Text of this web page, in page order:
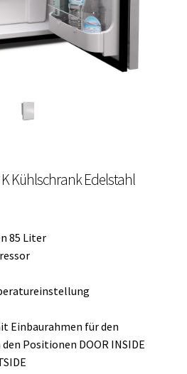
Kompressor, Front:
K Kühlschrank Edelstahl
85 Liter
Einbaurahmen für den
Positionen DOOR INSIDE